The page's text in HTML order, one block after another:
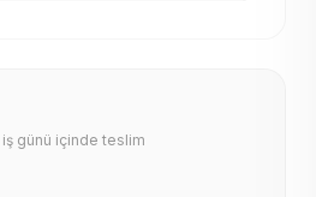
günü içinde teslim